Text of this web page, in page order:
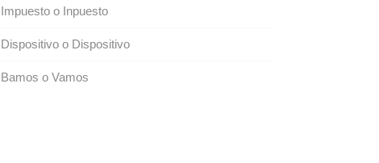
Impuesto o Inpuesto
Dispositivo o Dispositivo
Bamos o Vamos